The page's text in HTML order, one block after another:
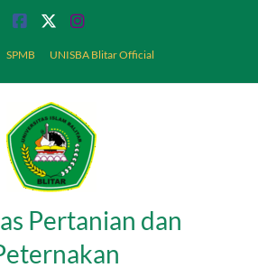
SPMB UNISBA Blitar Official
Pertanian dan